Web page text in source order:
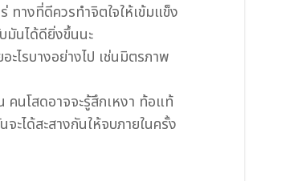
ทางที่ดีควรทำจิตใจให้เข้มแข็ง
มันได้ดียิ่งขึ้นนะ
ะไรบางอย่างไป เช่นมิตรภาพ
คนโสดอาจจะรู้สึกเหงา ท้อแท้
ะได้สะสางกันให้จบภายในครั้ง